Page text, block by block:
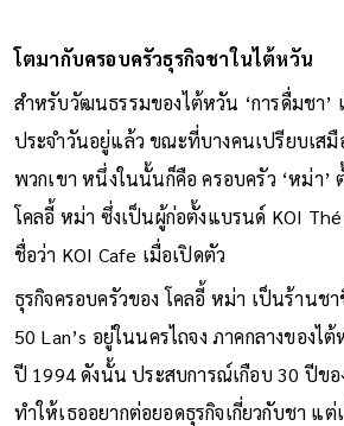
โตมากับครอบครัวธุรกิจชาในไต้หวัน
สำหรับวัฒนธรรมของไต้หวัน ‘การดื่มชา
ประจำวันอยู่แล้ว ขณะที่บางคนเปรียบเส
พวกเขา หนึ่งในนั้นก็คือ ครอบครัว ‘หม่า
โคลอี้ หม่า ซึ่งเป็นผู้ก่อตั้งแบรนด์ KOI
ชื่อว่า KOI Cafe เมื่อเปิดตัว
ธุรกิจครอบครัวของ โคลอี้ หม่า เป็นร้านช
50 Lan’s อยู่ในนครไถจง ภาคกลางของไ
ปี 1994 ดังนั้น ประสบการณ์เกือบ 30 ปีขอ
ทำให้เธออยากต่อยอดธุรกิจเกี่ยวกับชา แ